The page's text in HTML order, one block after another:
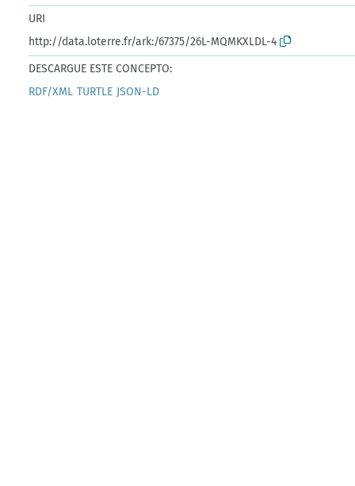
URI
http://data.loterre.fr/ark:/67375/26L-MQMKXLDL-4
DESCARGUE ESTE CONCEPTO:
RDF/XML TURTLE JSON-LD